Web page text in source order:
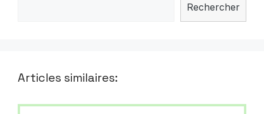
Rechercher
Articles similaires: